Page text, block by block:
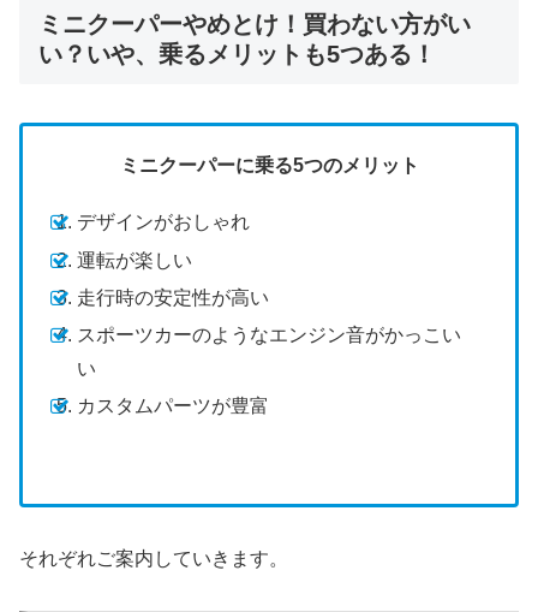
ミニクーパーやめとけ！買わない方がい
い？いや、乗るメリットも5つある！
ミニクーパーに乗る5つのメリット
デザインがおしゃれ
運転が楽しい
走行時の安定性が高い
スポーツカーのようなエンジン音がかっこい
い
カスタムパーツが豊富
それぞれご案内していきます。